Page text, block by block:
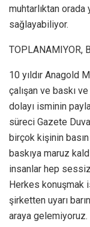
muhtarlıktan orada
sağlayabiliyor.
TOPLANAMIYOR,
10 yıldır Anagold
çalışan ve baskı
dolayı isminin
süreci Gazete
birçok kişinin
baskıya maruz
insanlar hep
Herkes konuşmak
şirketten uyarı
araya